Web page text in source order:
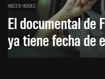
HACE 6 HORAS
El documental de
ya tiene fecha de